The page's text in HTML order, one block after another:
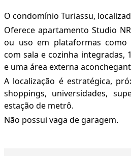
O condomínio Turiassu,
Oferece apartamento Studio
ou uso em plataformas como
com sala e cozinha integradas,
e uma área externa
A localização é estratégica,
shoppings, universidades,
estação de metrô.
Não possui vaga de garagem.